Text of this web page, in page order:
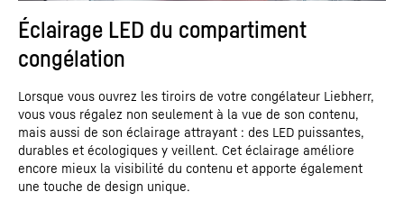
Éclairage LED du compartiment
congélation
Lorsque vous ouvrez les tiroirs de votre congélateur Liebherr,
vous vous régalez non seulement à la vue de son contenu,
mais aussi de son éclairage attrayant : des LED puissantes,
durables et écologiques y veillent. Cet éclairage améliore
encore mieux la visibilité du contenu et apporte également
une touche de design unique.